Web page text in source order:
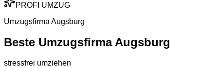
PROFI UMZUG
Umzugsfirma Augsburg
Beste Umzugsfirma Augsburg
stressfrei umziehen